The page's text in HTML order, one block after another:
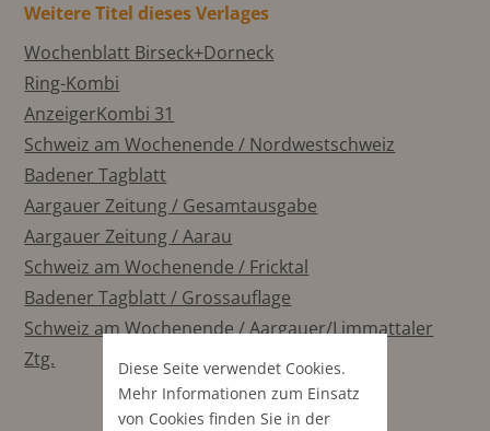
Weitere Titel dieses Verlages
Wochenblatt Birseck+Dorneck
Ring-Kombi
AnzeigerKombi 31
Schweiz am Wochenende / Nordwestschweiz
Badener Tagblatt
Aargauer Zeitung / Gesamtausgabe
Aargauer Zeitung / Aarau
Schweiz am Wochenende / Fricktal
Badener Tagblatt / Grossauflage
Schweiz am Wochenende / Aargauer/Limmattaler
Ztg.
Diese Seite verwendet Cookies.
Mehr Informationen zum Einsatz
von Cookies finden Sie in der